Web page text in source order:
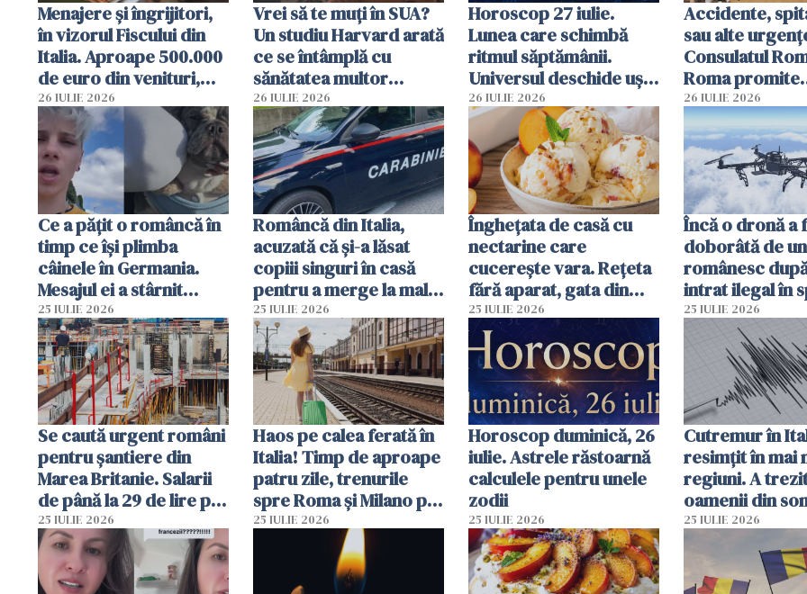
Menajere și îngrijitori,
în vizorul Fiscului din
Italia. Aproape 500.000
de euro din venituri,
ascunși de autorități
26 IULIE 2026
Vrei să te muți în SUA?
Un studiu Harvard arată
ce se întâmplă cu
sănătatea multor
imigranți
26 IULIE 2026
Horoscop 27 iulie.
Lunea care schimbă
ritmul săptămânii.
Universul deschide uși
neașteptate pentru
unele zodii
26 IULIE 2026
Accidente,
sau alte
Consulatul
Roma promite
intervenții în
de ore
26 IULIE 2026
Ce a pățit o româncă în
timp ce își plimba
câinele în Germania.
Mesajul ei a stârnit
dezbateri aprinse
25 IULIE 2026
Româncă din Italia,
acuzată că și-a lăsat
copiii singuri în casă
pentru a merge la mall.
Vecinii au dat alarma
25 IULIE 2026
Înghețata de casă cu
nectarine care
cucerește vara. Rețeta
fără aparat, gata din
câteva ingrediente
25 IULIE 2026
Încă o dronă a
doborâtă de un
românesc
intrat ilegal în
aerian al
25 IULIE 2026
Se caută urgent români
pentru șantiere din
Marea Britanie. Salarii
de până la 29 de lire pe
oră
25 IULIE 2026
Haos pe calea ferată în
Italia! Timp de aproape
patru zile, trenurile
spre Roma și Milano pot
întârzia până la 3 ore
25 IULIE 2026
Horoscop duminică, 26
iulie. Astrele răstoarnă
calculele pentru unele
zodii
25 IULIE 2026
Cutremur în
resimțit în mai
regiuni. A
oamenii din
un alt seism
o zi înainte
25 IULIE 2026